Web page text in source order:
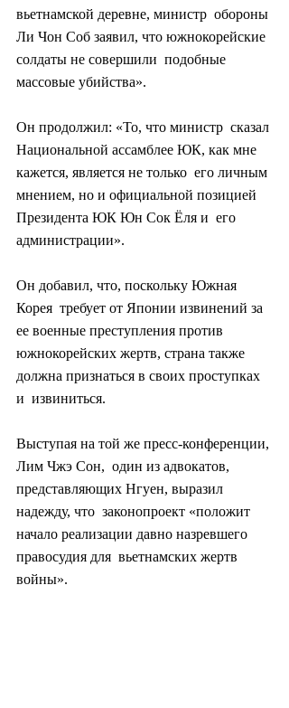
вьетнамской деревне, министр  обороны
Ли Чон Соб заявил, что южнокорейские
солдаты не совершили  подобные
массовые убийства».
Он продолжил: «То, что министр  сказал
Национальной ассамблее ЮК, как мне
кажется, является не только  его личным
мнением, но и официальной позицией
Президента ЮК Юн Сок Ёля и  его
администрации».
Он добавил, что, поскольку Южная
Корея  требует от Японии извинений за
ее военные преступления против
южнокорейских жертв, страна также
должна признаться в своих проступках
и  извиниться.
Выступая на той же пресс-конференции,
Лим Чжэ Сон,  один из адвокатов,
представляющих Нгуен, выразил
надежду, что  законопроект «положит
начало реализации давно назревшего
правосудия для  вьетнамских жертв
войны».